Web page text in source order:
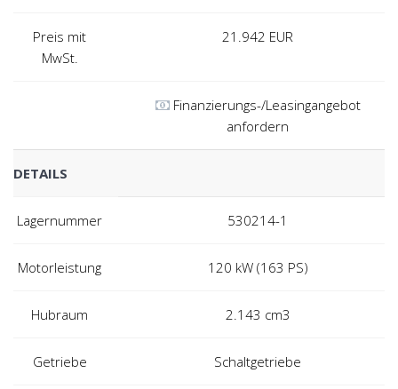
Preis mit
MwSt.
21.942 EUR
Finanzierungs-/Leasingangebot
anfordern
DETAILS
Lagernummer 530214-1
Motorleistung 120 kW (163 PS)
Hubraum 2.143 cm3
Getriebe Schaltgetriebe